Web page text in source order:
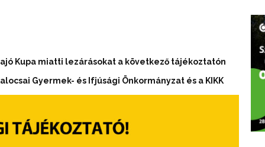
Kupa miatti lezárásokat a következő tájékoztatón
Gyermek- és Ifjúsági Önkormányzat és a KIKK